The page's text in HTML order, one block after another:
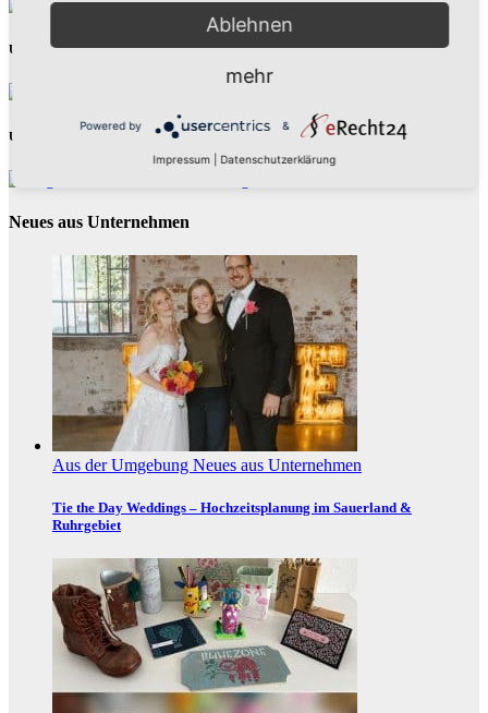
Unsere Partner
Unsere Partner
Neues aus Unternehmen
Aus der Umgebung Neues aus Unternehmen
Tie the Day Weddings – Hochzeitsplanung im Sauerland &
Ruhrgebiet
Ablehnen
mehr
Powered by &
Impressum Datenschutzerklärung